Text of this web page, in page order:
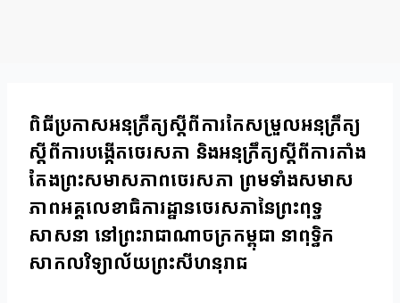
ពិធីប្រកាសអនុក្រឹត្យស្តីពីការកែសម្រួលអនុក្រឹត្យ
ស្តីពីការបង្កើតថេរសភា និងអនុក្រឹត្យស្តីពីការតាំង
តែងព្រះសមាសភាពថេរសភា ព្រមទាំងសមាស
ភាពអគ្គលេខាធិការដ្ឋានថេរសភានៃព្រះពុទ្ធ
សាសនា នៅព្រះរាជាណាចក្រកម្ពុជា នាពុទ្ធិក
សាកលវិទ្យាល័យព្រះសីហនុរាជ